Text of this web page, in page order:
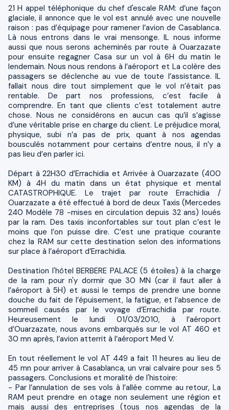
21 H appel téléphonique du chef d'escale RAM: d’une façon
glaciale, il annonce que le vol est annulé avec une nouvelle
raison : pas d’équipage pour ramener l’avion de Casablanca.
Là nous entrons dans le vrai mensonge. IL nous informe
aussi que nous serons acheminés par route à Ouarzazate
pour ensuite regagner Casa sur un vol à 6H du matin le
lendemain. Nous nous rendons à l’aéroport et La colère des
passagers se déclenche au vue de toute l’assistance. IL
fallait nous dire tout simplement que le vol n’était pas
rentable. De part nos professions, c’est facile à
comprendre. En tant que clients c’est totalement autre
chose. Nous ne considérons en aucun cas qu’il s’agisse
d’une véritable prise en charge du client. Le préjudice moral,
physique, subi n’a pas de prix, quant à nos agendas
bousculés notamment pour certains d’entre nous, il n’y a
pas lieu d’en parler ici.
Départ à 22H30 d’Errachidia et Arrivée à Ouarzazate (400
KM) à 4H du matin dans un état physique et mental
CATASTROPHIQUE. Le trajet par route Errachidia /
Ouarzazate a été effectué à bord de deux Taxis (Mercedes
240 Modèle 78 -mises en circulation depuis 32 ans) loués
par la ram. Des taxis inconfortables sur tout plan c’est le
moins que l’on puisse dire. C’est une pratique courante
chez la RAM sur cette destination selon des informations
sur place à l’aéroport d’Errachidia.
Destination l'hôtel BERBERE PALACE (5 étoiles) à la charge
de la ram pour n'y dormir que 30 MN (car il faut aller à
l’aéroport à 5H) et aussi le temps de prendre une bonne
douche du fait de l’épuisement, la fatigue, et l’absence de
sommeil causés par le voyage d’Errachidia par route.
Heureusement le lundi 01/03/2010, à l’aéroport
d’Ouarzazate, nous avons embarqués sur le vol AT 460 et
30 mn après, l’avion atterrit à l’aéroport Med V.
En tout réellement le vol AT 449 a fait 11 heures au lieu de
45 mn pour arriver à Casablanca, un vrai calvaire pour ses 5
passagers. Conclusions et moralité de l'histoire:
- Par l’annulation de ses vols à l’allée comme au retour, La
RAM peut prendre en otage non seulement une région et
mais aussi des entreprises (tous nos agendas de la